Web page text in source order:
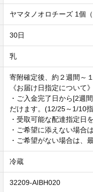
ヤマタノオロチーズ 1個（
30日
乳
寄附確定後、約２週間～
《お届け日指定について》
・ご入金完了日から[2週
だけます。(12/25～1/10
・受取可能な配達指定日
・ご希望に添えない場合
・ご希望がない場合は、
冷蔵
32209-AIBH020